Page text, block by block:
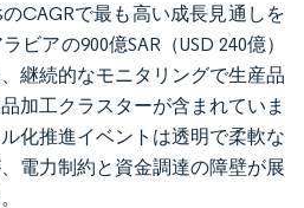
CAGRで最も高い成長見通しを
アの900億SAR（USD 240億）
継続的なモニタリングで生産品
加工クラスターが含まれていま
化推進イベントは透明で柔軟な
電力制約と資金調達の障壁が展